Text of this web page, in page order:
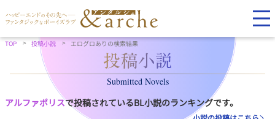
TOP 投稿小説 エログロありの検索結果
Submitted Novels
アルファポリスで投稿されているBL小説のランキングです。